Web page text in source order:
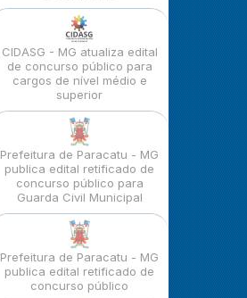
CIDASG - MG atualiza edital
de concurso público para
cargos de nível médio e
superior
Prefeitura de Paracatu - MG
publica edital retificado de
concurso público para
Guarda Civil Municipal
Prefeitura de Paracatu - MG
publica edital retificado de
concurso público